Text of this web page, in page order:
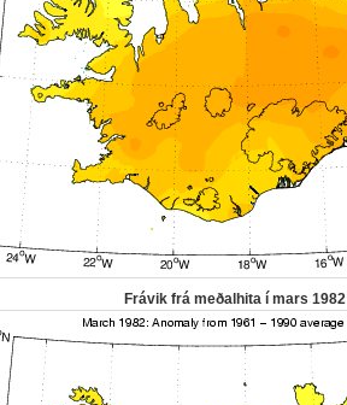
Frávik frá meðalhita í mars 1982